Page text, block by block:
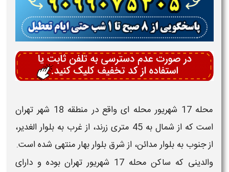
17 شهریور
محله ای واقع در منطقه 18 شهر تهران
است که از شمال به 45 متری زرند، از غرب به بلوار الغدیر،
جنوب به بلوار مدائن، از شرق بلوار بهار منتهی شده است.
که ساکنمحله 17 شهریور تهران
بوده و دارای